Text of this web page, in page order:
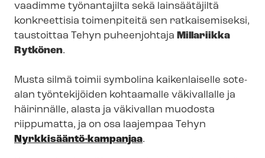
vaadimme työnantajilta sekä lainsäätäjiltä
konkreettisia toimenpiteitä sen ratkaisemiseksi,
taustoittaa Tehyn puheenjohtaja Millariikka
Rytkönen.
Musta silmä toimii symbolina kaikenlaiselle sote-
alan työntekijöiden kohtaamalle väkivallalle ja
häirinnälle, alasta ja väkivallan muodosta
riippumatta, ja on osa laajempaa Tehyn
Nyrkkisääntö-​kampanjaa.